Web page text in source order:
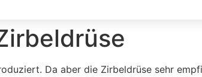
Da aber die Zirbeldrüse sehr